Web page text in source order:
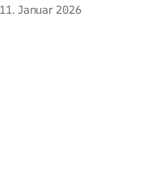
11. Januar 2026